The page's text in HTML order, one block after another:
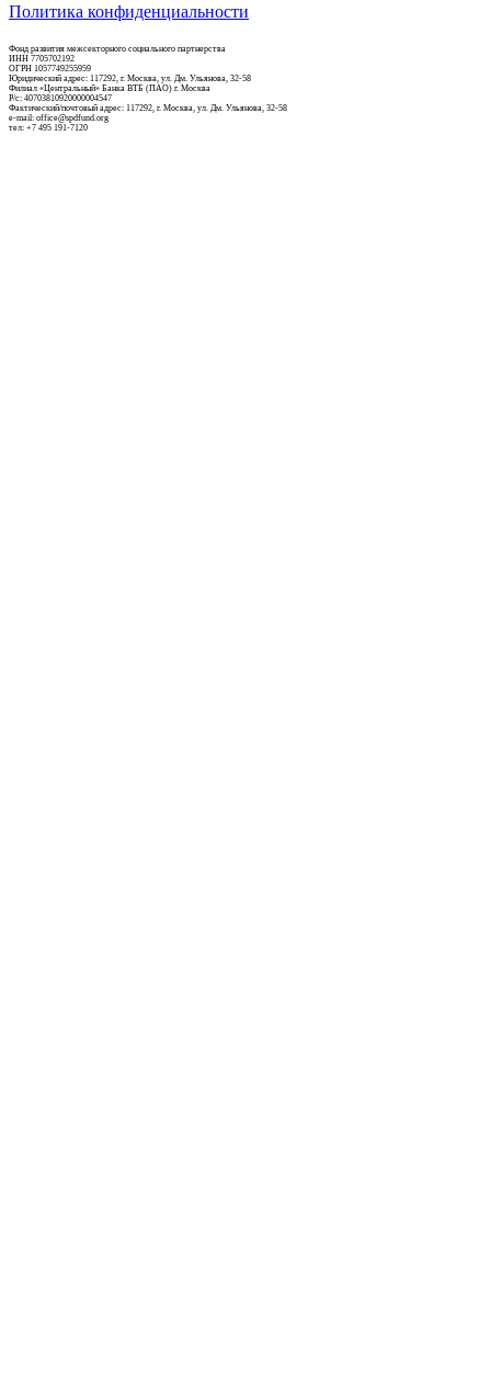
Политика конфиденциальности
Фонд развития межсекторного социального партнерства
ИНН 7705702192
ОГРН 1057749255959
Юридический адрес: 117292, г. Москва, ул. Дм. Ульянова, 32-58
Филиал «Центральный» Банка ВТБ (ПАО) г. Москва
Р/c: 40703810920000004547
Фактический/почтовый адрес: 117292, г. Москва, ул. Дм. Ульянова, 32-58
e-mail: office@spdfund.org
тел: +7 495 191-7120